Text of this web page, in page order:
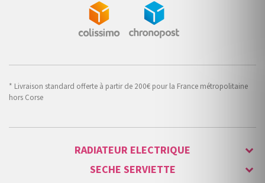
* Livraison standard offerte à partir de 200€ pour la France métropolitaine
hors Corse
RADIATEUR ELECTRIQUE
SECHE SERVIETTE